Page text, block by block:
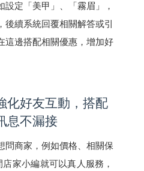
定「美甲」、「霧眉」，
後續系統回覆相關解答或引
這邊搭配相關優惠，增加好
化好友互動，搭配
息不漏接
問商家，例如價格、相關保
家小編就可以真人服務，